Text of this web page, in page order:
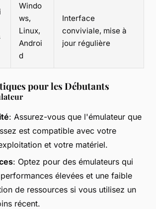
Windo
ws,
Linux,
Androi
d
Interface
conviviale, mise à
jour régulière
pour les Débutants
: Assurez-vous que l'émulateur que
est compatible avec votre
et votre matériel.
: Optez pour des émulateurs qui
élevées et une faible
de ressources si vous utilisez un
récent.